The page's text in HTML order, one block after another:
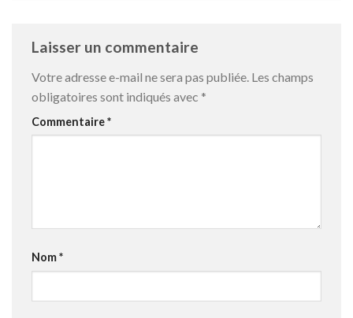
Laisser un commentaire
Votre adresse e-mail ne sera pas publiée. Les champs
obligatoires sont indiqués avec *
Commentaire*
Nom*